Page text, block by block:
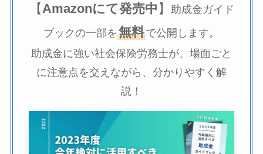
【Amazonにて発売中 】
助成金ガイド
ブックの一部を 無料で公開します。
助成金に強い社会保険労務士が、場面ごと
に注意点を交えながら、分かりやすく解
説！